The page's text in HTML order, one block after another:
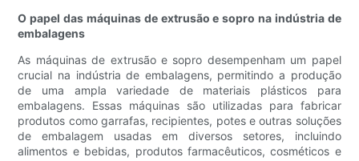
O papel das máquinas de extrusão e sopro na indústria de
embalagens
As máquinas de extrusão e sopro desempenham um papel
crucial na indústria de embalagens, permitindo a produção
de uma ampla variedade de materiais plásticos para
embalagens. Essas máquinas são utilizadas para fabricar
produtos como garrafas, recipientes, potes e outras soluções
de embalagem usadas em diversos setores, incluindo
alimentos e bebidas, produtos farmacêuticos, cosméticos e